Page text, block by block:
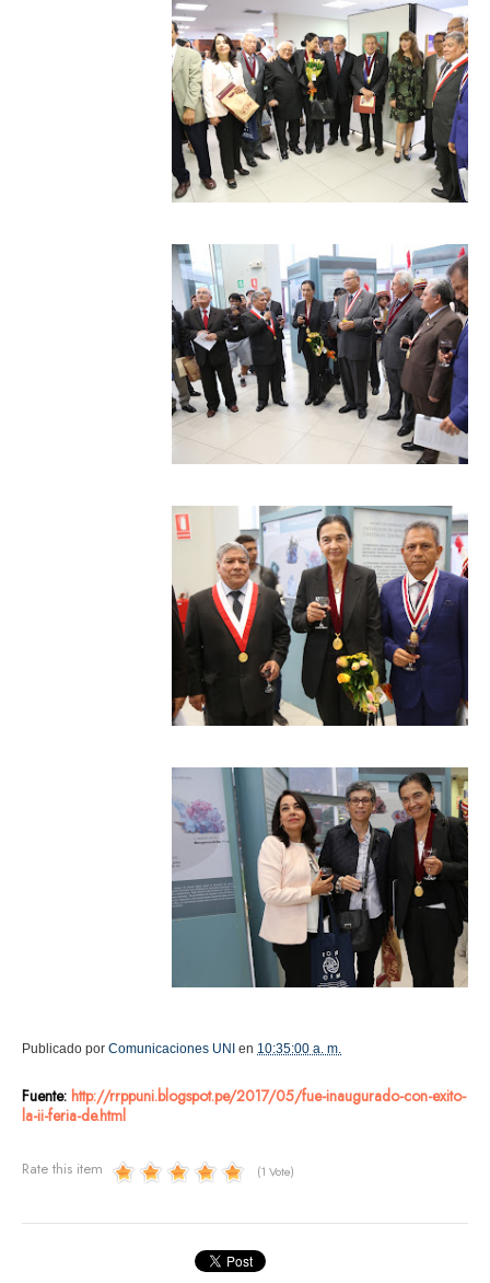
Publicado por Comunicaciones UNI en 10:35:00 a. m.
Fuente: http://rrppuni.blogspot.pe/2017/05/fue-inaugurado-con-exito-
la-ii-feria-de.html
Rate this item (1 Vote)